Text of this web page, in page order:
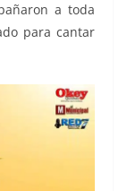
a toda
para cantar